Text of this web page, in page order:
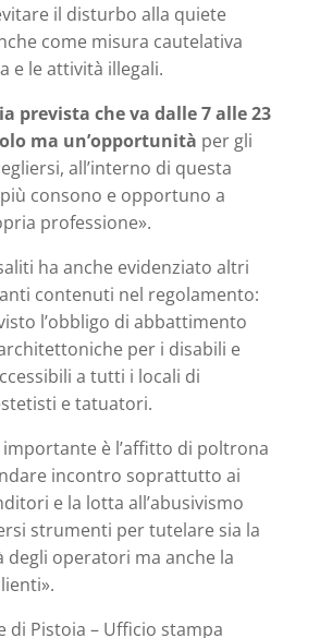
il disturbo alla quiete
come misura cautelativa
e le attività illegali.
prevista che va dalle 7 alle 23
ma un’opportunità per gli
all’interno di questa
consono e opportuno a
professione».
ha anche evidenziato altri
contenuti nel regolamento:
l’obbligo di abbattimento
per i disabili e
a tutti i locali di
e tatuatori.
è l’affitto di poltrona
incontro soprattutto ai
e la lotta all’abusivismo
strumenti per tutelare sia la
degli operatori ma anche la
di Pistoia – Ufficio stampa